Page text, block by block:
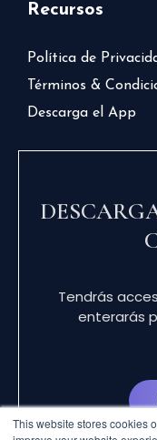
This website stores cookies
Recursos
Política de
Términos &
Descarga el App
Tendrás
enterarás